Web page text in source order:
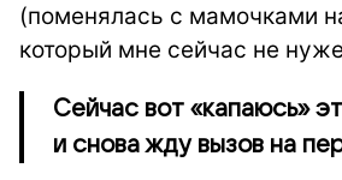
(поменялась с мамочками
который мне сейчас не
Сейчас вот «капаюсь»
и снова жду вызов на